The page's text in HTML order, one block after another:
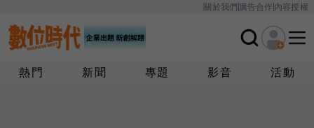
關於我們廣告合作內容授權
熱門 新聞 專題 影音 活動